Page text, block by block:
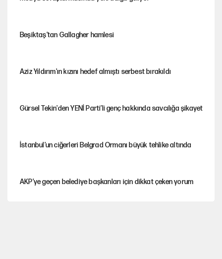
Beşiktaş’tan Gallagher hamlesi
Aziz Yıldırım'ın kızını hedef almıştı serbest bırakıldı
Gürsel Tekin'den YENİ Parti’li genç hakkında savcılığa şikayet
İstanbul’un ciğerleri Belgrad Ormanı büyük tehlike altında
AKP’ye geçen belediye başkanları için dikkat çeken yorum